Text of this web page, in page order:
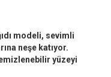
modeli, sevimli
neşe katıyor.
yüzeyi